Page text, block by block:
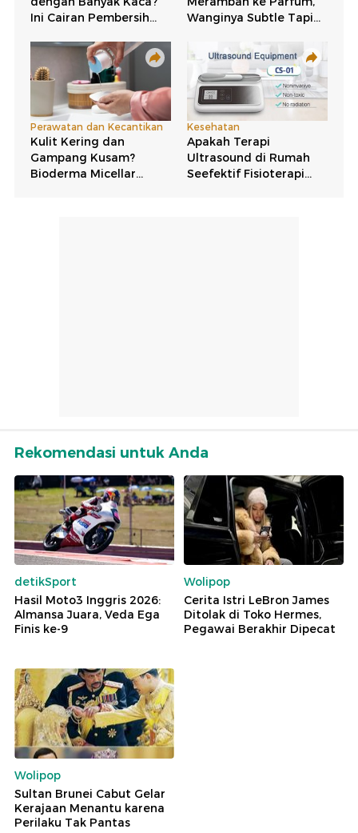
Rekomendasi untuk Anda
detikSport
Hasil Moto3 Inggris 2026:
Almansa Juara, Veda Ega
Finis ke-9
Wolipop
Cerita Istri LeBron James
Ditolak di Toko Hermes,
Pegawai Berakhir Dipecat
Wolipop
Sultan Brunei Cabut Gelar
Kerajaan Menantu karena
Perilaku Tak Pantas